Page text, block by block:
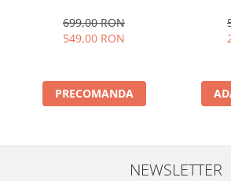
Vizualizare 140°/130°,
Hotspot Wi-Fi, Comunicare
Monitorizare Parcare 24H
699,00 RON
549,00 RON
PRECOMANDA
NEWSLETTER